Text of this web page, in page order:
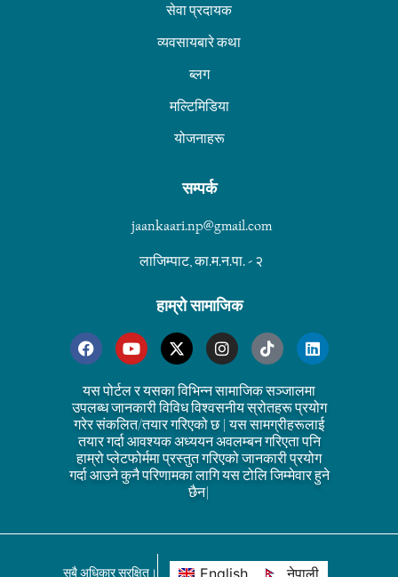
सेवा प्रदायक
व्यवसायबारे कथा
ब्लग
मल्टिमिडिया
योजनाहरू
सम्पर्क
jaankaari.np@gmail.com
लाजिम्पाट, का.म.न.पा. - २
हाम्रो सामाजिक
यस पोर्टल र यसका विभिन्न सामाजिक सञ्जालमा
उपलब्ध जानकारी विविध विश्वसनीय स्रोतहरू प्रयोग
गरेर संकलित/तयार गरिएको छ | यस सामग्रीहरूलाई
तयार गर्दा आवश्यक अध्ययन अवलम्बन गरिएता पनि
हाम्रो प्लेटफोर्ममा प्रस्तुत गरिएको जानकारी प्रयोग
गर्दा आउने कुनै परिणामका लागि यस टोलि जिम्मेवार हुने
छैन|
सबै अधिकार सुरक्षित।